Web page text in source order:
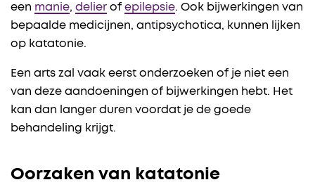
een manie, delier of epilepsie. Ook bijwerkingen van
bepaalde medicijnen, antipsychotica, kunnen lijken
op katatonie.
Een arts zal vaak eerst onderzoeken of je niet een
van deze aandoeningen of bijwerkingen hebt. Het
kan dan langer duren voordat je de goede
behandeling krijgt.
Oorzaken van katatonie